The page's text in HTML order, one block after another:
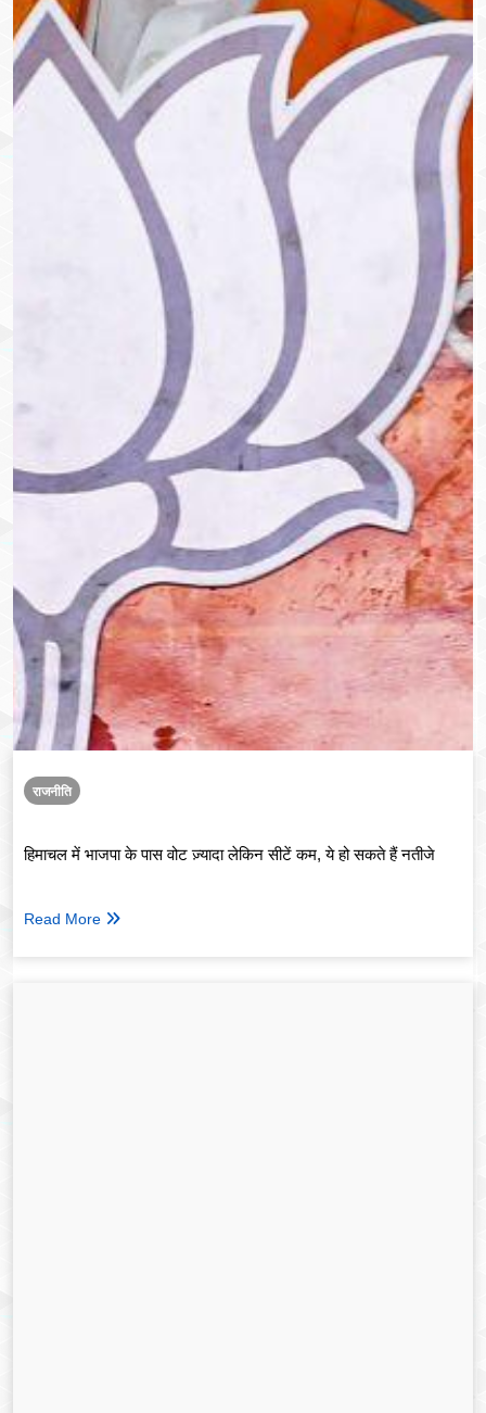
राजनीति
हिमाचल में भाजपा के पास वोट ज़्यादा लेकिन सीटें कम, ये हो सकते हैं नतीजे
Read More